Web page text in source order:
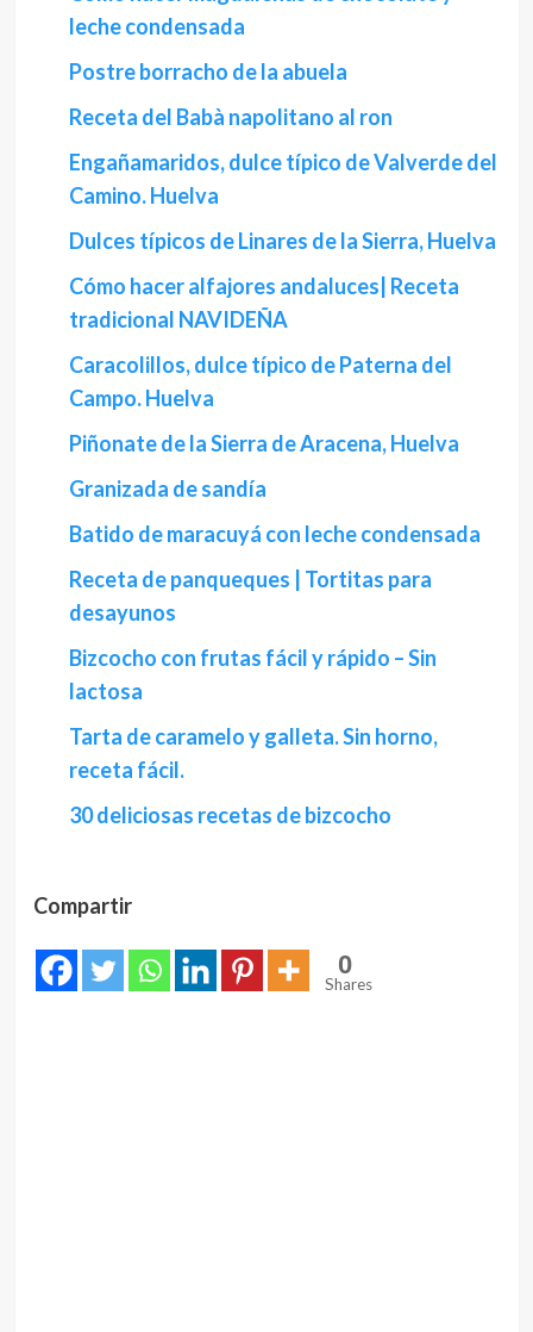
leche condensada
Postre borracho de la abuela
Receta del Babà napolitano al ron
Engañamaridos, dulce típico de Valverde del
Camino. Huelva
Dulces típicos de Linares de la Sierra, Huelva
Cómo hacer alfajores andaluces| Receta
tradicional NAVIDEÑA
Caracolillos, dulce típico de Paterna del
Campo. Huelva
Piñonate de la Sierra de Aracena, Huelva
Granizada de sandía
Batido de maracuyá con leche condensada
Receta de panqueques | Tortitas para
desayunos
Bizcocho con frutas fácil y rápido – Sin
lactosa
Tarta de caramelo y galleta. Sin horno,
receta fácil.
30 deliciosas recetas de bizcocho
Compartir
0
Shares